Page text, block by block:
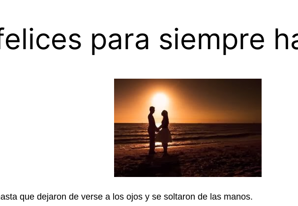
para siempre
que dejaron de verse a los ojos y se soltaron de las manos.